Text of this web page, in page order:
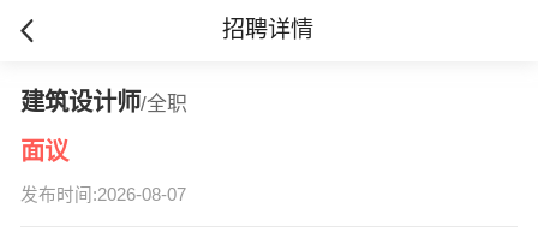
招聘详情
建筑设计师/全职
面议
发布时间:2026-08-07